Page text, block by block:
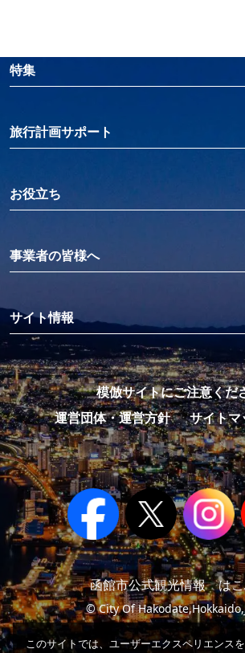
特集
旅行計画サポート
お役立ち
事業者の皆様へ
サイト情報
模倣サイトにご注意くだ
運営団体・運営方針
サイトマ
函館市公式観光情報 は
© City Of
このサイトでは、ユーザーエクスペリエンス